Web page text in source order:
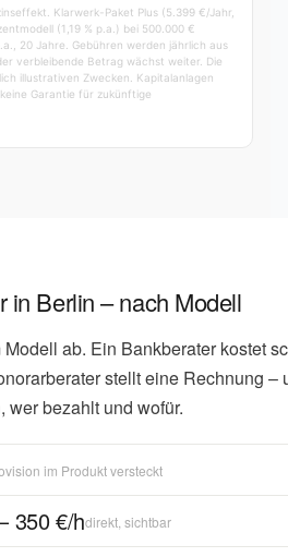
Klarwerk-Paket Plus (5.399 €/Jahr,
(1,19 % p.a.) bei 500.000 €
20 Jahre. Gebühren werden jährlich aus
verbleibende Betrag wächst weiter. Die
illustrativen Zwecken. Kapitalanlagen
Garantie für zukünftige
in Berlin – nach Modell
ab. Ein Bankberater kostet
stellt eine Rechnung –
wer bezahlt und wofür.
im Produkt versteckt
350 €/hdirekt, sichtbar